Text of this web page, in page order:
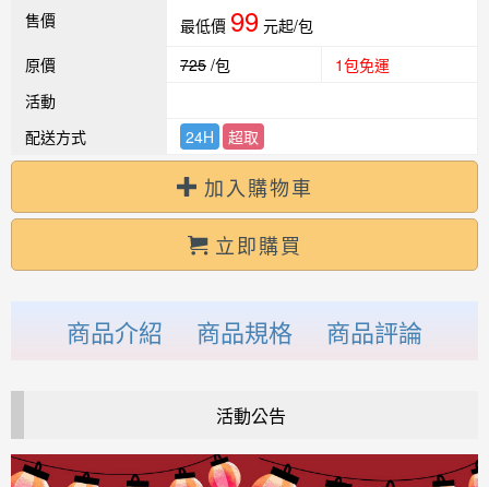
售價
最低價 99 元起/包
原價
725 /包
1包免運
活動
配送方式
24H 超取
加入購物車
立即購買
商品介紹 商品規格 商品評論
活動公告